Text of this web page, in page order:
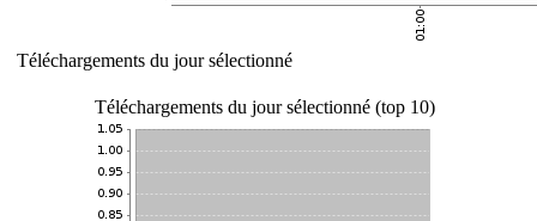
Téléchargements du jour sélectionné
Téléchargements du jour sélectionné (top 10)